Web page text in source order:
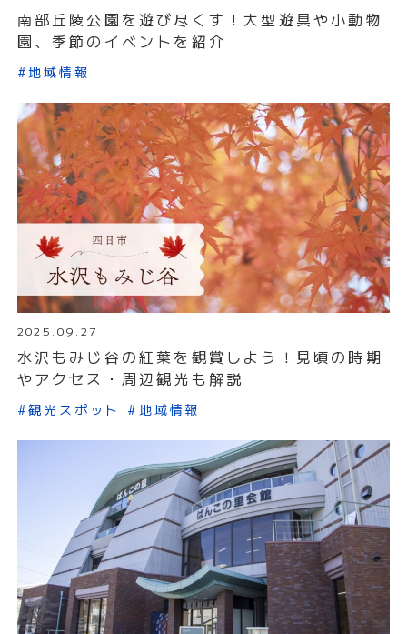
南部丘陵公園を遊び尽くす！大型遊具や小動物
園、季節のイベントを紹介
#地域情報
2025.09.27
水沢もみじ谷の紅葉を観賞しよう！見頃の時期
やアクセス・周辺観光も解説
#観光スポット #地域情報